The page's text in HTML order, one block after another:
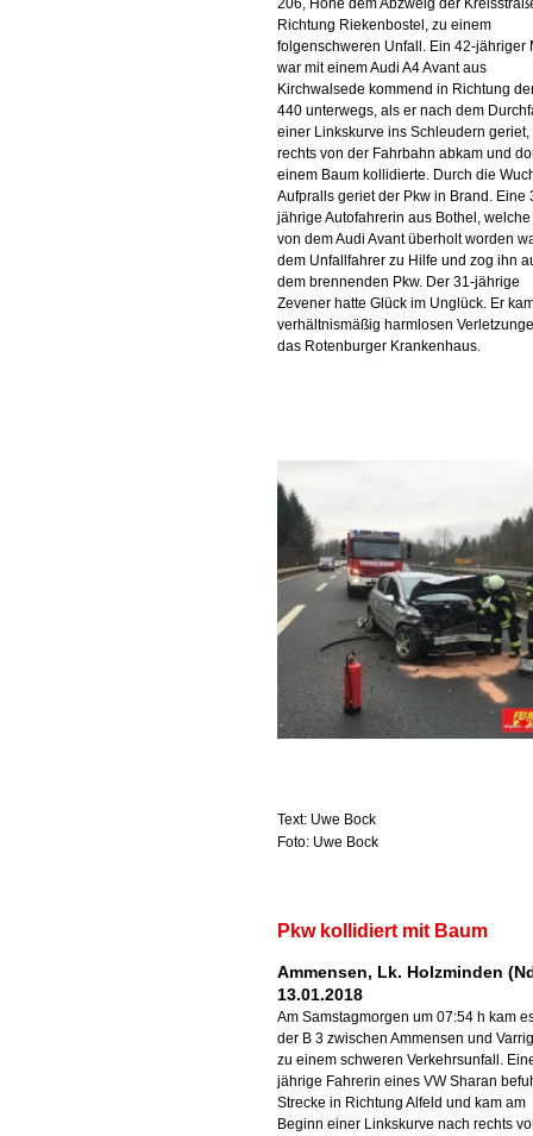
206, Höhe dem Abzweig der
Richtung Riekenbostel, zu einem
folgenschweren Unfall. Ein 42-jähriger
war mit einem Audi A4 Avant aus
Kirchwalsede kommend in Richtung
440 unterwegs, als er nach dem
einer Linkskurve ins Schleudern geriet,
rechts von der Fahrbahn abkam und
einem Baum kollidierte. Durch die
Aufpralls geriet der Pkw in Brand. Eine
jährige Autofahrerin aus Bothel,
von dem Audi Avant überholt worden
dem Unfallfahrer zu Hilfe und zog ihn
dem brennenden Pkw. Der 31-jährige
Zevener hatte Glück im Unglück. Er
verhältnismäßig harmlosen
das Rotenburger Krankenhaus.
Text: Uwe Bock
Foto: Uwe Bock
Pkw kollidiert mit Baum
Ammensen, Lk. Holzminden
13.01.2018
Am Samstagmorgen um 07:54 h kam
der B 3 zwischen Ammensen und
zu einem schweren Verkehrsunfall.
jährige Fahrerin eines VW Sharan
Strecke in Richtung Alfeld und kam am
Beginn einer Linkskurve nach rechts